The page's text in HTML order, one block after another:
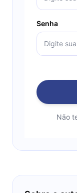
Senha
Não